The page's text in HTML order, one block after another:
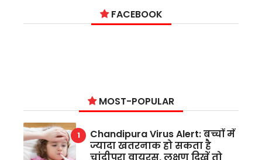
FACEBOOK
MOST-POPULAR
Chandipura Virus Alert: बच्चों में
ज्यादा खतरनाक हो सकता है